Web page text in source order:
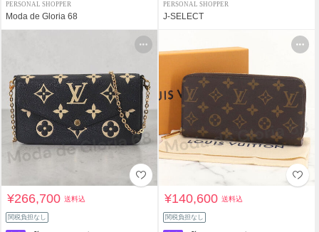
PERSONAL SHOPPER
Moda de Gloria 68
PERSONAL SHOPPER
J-SELECT
¥266,700送料込
関税負担なし
¥140,600送料込
関税負担なし